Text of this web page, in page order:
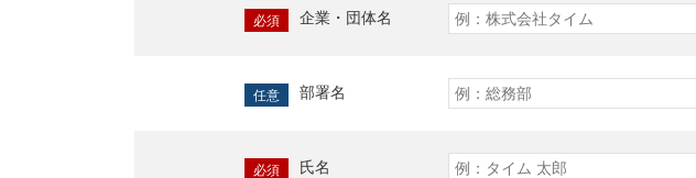
必須 企業・団体名
任意 部署名
必須 氏名